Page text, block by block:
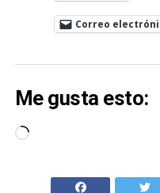
Correo
Me gusta esto:
Cargando...